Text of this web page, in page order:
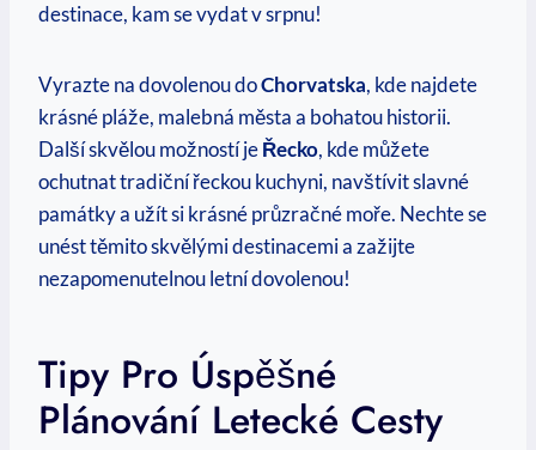
destinace, kam se vydat v srpnu!
Vyrazte na dovolenou‌ doChorvatska,​ kde najdete
krásné pláže, malebná města a bohatou historii.⁣
Další skvělou možností jeŘecko, kde můžete
⁣ochutnat ‍tradiční ⁢řeckou kuchyni, navštívit ‌slavné
památky‍ a užít si krásné průzračné moře. Nechte se
⁣unést těmito skvělými destinacemi a⁢ zažijte
nezapomenutelnou letní dovolenou!
Tipy Pro Úspěšné
Plánování Letecké Cesty